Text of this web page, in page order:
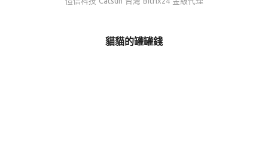
貓貓的罐罐錢